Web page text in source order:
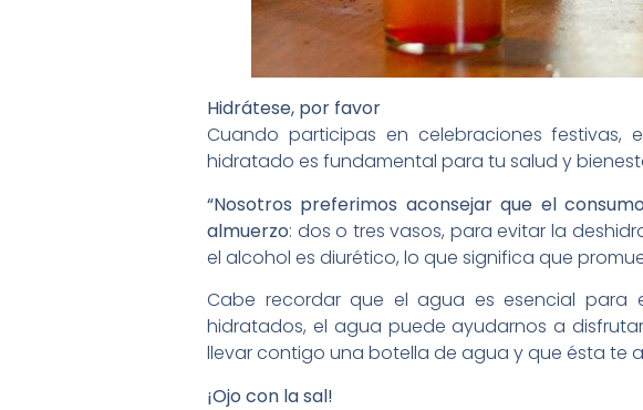
Hidrátese, por favor
Cuando participas en celebraciones festivas,
hidratado es fundamental para tu salud y
“Nosotros preferimos aconsejar que el
almuerzo: dos o tres vasos, para evitar la
el alcohol es diurético, lo que significa que
Cabe recordar que el agua es esencial para
hidratados, el agua puede ayudarnos a
llevar contigo una botella de agua y que ésta te
¡Ojo con la sal!